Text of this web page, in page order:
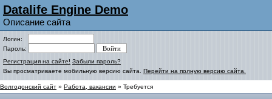
Datalife Engine Demo
Описание сайта
Логин:
Пароль:
Регистрация на сайте! Забыли пароль?
Вы просматриваете мобильную версию сайта. Перейти на полную версию сайта.
Волгодонский сайт » Работа, вакансии » Требуется